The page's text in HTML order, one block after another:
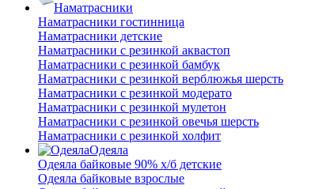
Наматрасники
Наматрасники гостинница
Наматрасники детские
Наматрасники с резинкой аквастоп
Наматрасники с резинкой бамбук
Наматрасники с резинкой верблюжья шерсть
Наматрасники с резинкой модерато
Наматрасники с резинкой мулетон
Наматрасники с резинкой овечья шерсть
Наматрасники с резинкой холфит
Одеяла
Одеяла байковые 90% х/б детские
Одеяла байковые взрослые